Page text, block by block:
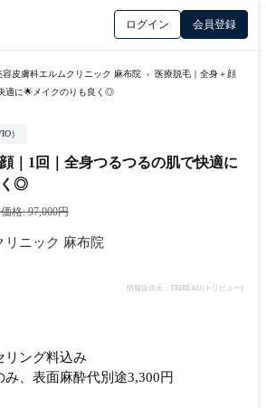
ログイン 会員登録
容皮膚科エルムクリニック 麻布院 ›
医療脱毛｜全身＋顔
適に🌟メイクのりも良く◎
）
｜1回｜全身つるつるの肌で快適に
く◎
格: 97,000円
リニック 麻布院
情報提供元：TRIBEAU(トリビュー)
ング料込み
、表面麻酔代別途3,300円